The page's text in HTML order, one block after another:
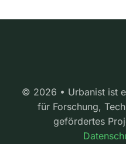
© 2026 • Urbanist ist
für Forschung,
gefördertes